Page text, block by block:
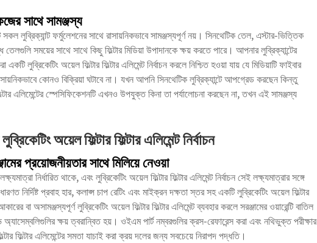
সাথে সামঞ্জস্য
সকল লুব্রিক্যান্ট ফর্মুলেশনের সাথে রাসায়নিকভাবে সামঞ্জস্যপূর্ণ নয়। সিনথেটিক তেল, এস্টার-ভিত্তিক
সময়ের সাথে সাথে কিছু ফিল্টার মিডিয়া উপাদানকে ক্ষয় করতে পারে। আপনার লুব্রিক্যান্টের
লুব্রিকেটিং অয়েল ফিল্টার ফিল্টার এলিমেন্ট নির্বাচন করলে নিশ্চিত হওয়া যায় যে মিডিয়াটি ফাইবার
কোনও বিক্রিয়া ঘটাবে না। যখন আপনি সিনথেটিক লুব্রিক্যান্টে আপগ্রেড করছেন কিন্তু
এলিমেন্টের স্পেসিফিকেশনটি এখনও উপযুক্ত কিনা তা পর্যালোচনা করছেন না, তখন এই সামঞ্জস্য
অয়েল ফিল্টার ফিল্টার এলিমেন্ট নির্বাচন
প্রয়োজনীয়তার সাথে মিলিয়ে নেওয়া
নির্ধারিত থাকে, এবং লুব্রিকেটিং অয়েল ফিল্টার ফিল্টার এলিমেন্ট নির্বাচন সেই লক্ষ্যমাত্রার সঙ্গে
নির্দিষ্ট প্রবাহ হার, কলাপ্স চাপ রেটিং এবং মাইক্রন দক্ষতা স্তর সহ একটি লুব্রিকেটিং অয়েল ফিল্টার
বা অসামঞ্জস্যপূর্ণ লুব্রিকেটিং অয়েল ফিল্টার ফিল্টার এলিমেন্ট ব্যবহার করলে সরঞ্জামের ওয়ারেন্টি বাতিল
ক্ষয় ত্বরান্বিত হয়। ওইএম পার্ট নম্বরগুলির ক্রস-রেফারেন্স করা এবং নথিভুক্ত পরীক্ষার
ফিল্টার এলিমেন্টের সমতা যাচাই করা ক্রয় দলের জন্য সবচেয়ে নিরাপদ পদ্ধতি।